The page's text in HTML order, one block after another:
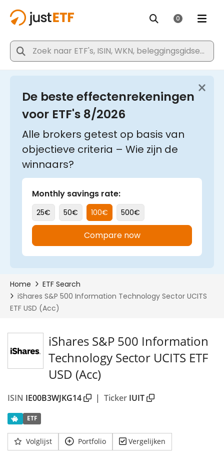
iShares S&P 500 Information
Technology Sector UCITS ETF
USD (Acc)
ISIN IE00B3WJKG14 | Ticker IUIT
ETF
Volglijst Portfolio Vergelijken